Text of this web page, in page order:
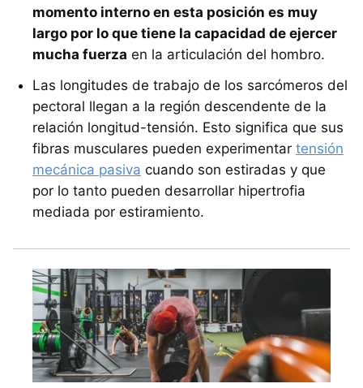
momento interno en esta posición es muy
largo por lo que tiene la capacidad de ejercer
mucha fuerza en la articulación del hombro.
Las longitudes de trabajo de los sarcómeros del
pectoral llegan a la región descendente de la
relación longitud-tensión. Esto significa que sus
fibras musculares pueden experimentar tensión
mecánica pasiva cuando son estiradas y que
por lo tanto pueden desarrollar hipertrofia
mediada por estiramiento.